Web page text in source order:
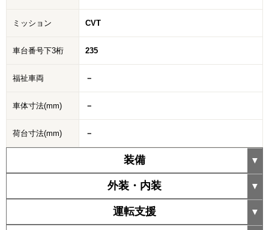
ミッション CVT
車台番号下3桁 235
福祉車両 －
車体寸法(mm) －
荷台寸法(mm) －
装備
外装・内装
運転支援